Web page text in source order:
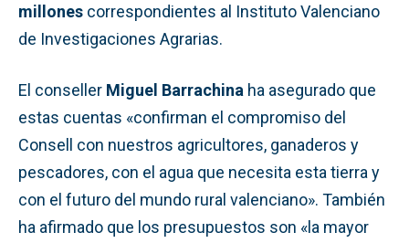
millones correspondientes al Instituto Valenciano
de Investigaciones Agrarias.
El conseller Miguel Barrachina ha asegurado que
estas cuentas «confirman el compromiso del
Consell con nuestros agricultores, ganaderos y
pescadores, con el agua que necesita esta tierra y
con el futuro del mundo rural valenciano». También
ha afirmado que los presupuestos son «la mayor